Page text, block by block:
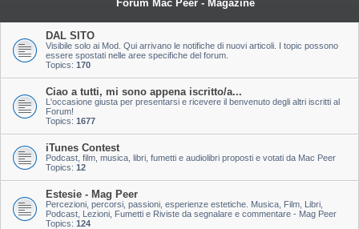
Forum Mac Peer - Magazine
DAL SITO
Visibile solo ai Mod. Qui arrivano le notifiche di nuovi articoli. I topic possono
essere spostati nelle aree specifiche del forum.
Topics: 170
Ciao a tutti, mi sono appena iscritto/a...
L'occasione giusta per presentarsi e ricevere il benvenuto degli altri iscritti al
Forum!
Topics: 1677
iTunes Contest
Podcast, film, musica, libri, fumetti e audiolibri proposti e votati da Mac Peer
Topics: 12
Estesie - Mag Peer
Percezioni, percorsi, passioni, esperienze estetiche. Musica, Film, Libri,
Podcast, Lezioni, Fumetti e Riviste da segnalare e commentare - Mag Peer
Topics: 124